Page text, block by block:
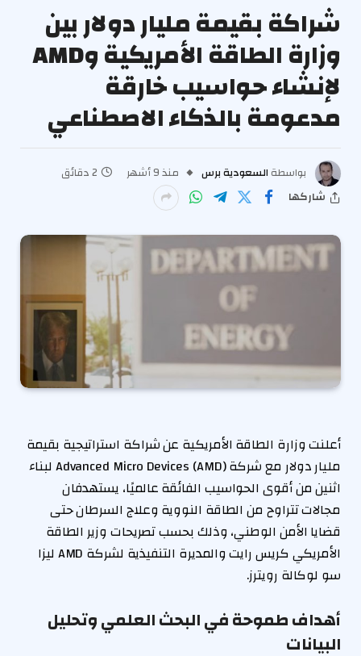
شراكة بقيمة مليار دولار بين
وزارة الطاقة الأمريكية وAMD
لإنشاء حواسيب خارقة
مدعومة بالذكاء الاصطناعي
بواسطة السعودية برس منذ 9 أشهر
2 دقائق
شاركها
أعلنت وزارة الطاقة الأمريكية عن شراكة استراتيجية بقيمة
مليار دولار مع شركة Advanced Micro Devices (AMD) لبناء
اثنين من أقوى الحواسيب الفائقة عالميًا، يستهدفان
مجالات تتراوح من الطاقة النووية وعلاج السرطان حتى
قضايا الأمن الوطني، وذلك بحسب تصريحات وزير الطاقة
الأمريكي كريس رايت والمديرة التنفيذية لشركة AMD ليزا
سو لوكالة رويترز.​
أهداف طموحة في البحث العلمي وتحليل
البيانات